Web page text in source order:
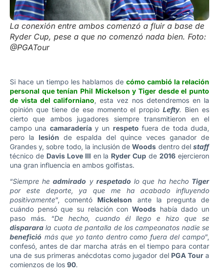
La conexión entre ambos comenzó a fluir a base de
Ryder Cup, pese a que no comenzó nada bien. Foto:
@PGATour
Si hace un tiempo les hablamos de cómo cambió la relación
personal que tenían Phil Mickelson y Tiger desde el punto
de vista del californiano, esta vez nos detendremos en la
opinión que tiene de ese momento el propioLefty. Bien es
cierto que ambos jugadores siempre transmitieron en el
campo una camaraderíay un respeto fuera de toda duda,
pero la lesión de espalda del quince veces ganador de
Grandes y, sobre todo, la inclusión deWoods dentro delstaff
técnico de Davis Love III en la Ryder Cup de2016 ejercieron
una gran influencia en ambos golfistas.
“Siempre headmirado y respetado lo que ha hecho Tiger
por este deporte, ya que me ha acabado influyendo
positivamente”, comentó Mickelson ante la pregunta de
cuándo pensó que su relación con Woods había dado un
paso más. “De hecho, cuando él llego e hizo que se
disparara la cuota de pantalla de los campeonatos nadie se
benefició más que yo tanto dentro como fuera del campo”,
confesó, antes de dar marcha atrás en el tiempo para contar
una de sus primeras anécdotas como jugador del PGA Toura
comienzos de los 90.